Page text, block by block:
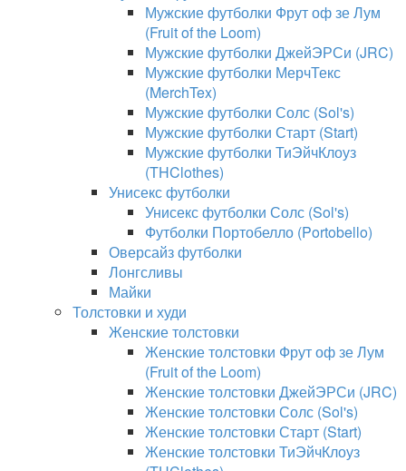
Мужские футболки Фрут оф зе Лум
(Fruit of the Loom)
Мужские футболки ДжейЭРСи (JRC)
Мужские футболки МерчТекс
(MerchTex)
Мужские футболки Солс (Sol's)
Мужские футболки Старт (Start)
Мужские футболки ТиЭйчКлоуз
(THClothes)
Унисекс футболки
Унисекс футболки Солс (Sol's)
Футболки Портобелло (Portobello)
Оверсайз футболки
Лонгсливы
Майки
Толстовки и худи
Женские толстовки
Женские толстовки Фрут оф зе Лум
(Fruit of the Loom)
Женские толстовки ДжейЭРСи (JRC)
Женские толстовки Солс (Sol's)
Женские толстовки Старт (Start)
Женские толстовки ТиЭйчКлоуз